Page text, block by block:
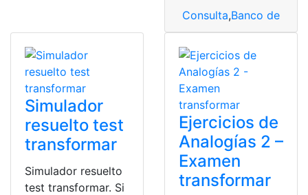
Consulta,Banco de
Simulador
resuelto test
transformar
Simulador resuelto
test transformar. Si
Ejercicios de
Analogías 2 –
Examen
transformar